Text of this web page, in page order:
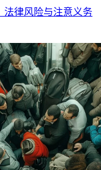
法律风险与注意义务